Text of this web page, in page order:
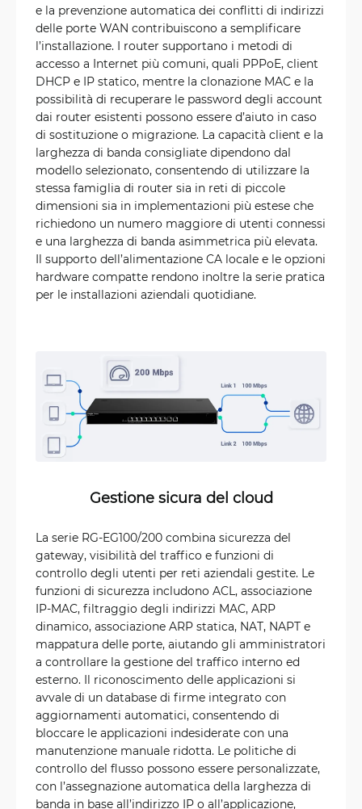
e la prevenzione automatica dei conflitti di indirizzi
delle porte WAN contribuiscono a semplificare
l’installazione. I router supportano i metodi di
accesso a Internet più comuni, quali PPPoE, client
DHCP e IP statico, mentre la clonazione MAC e la
possibilità di recuperare le password degli account
dai router esistenti possono essere d’aiuto in caso
di sostituzione o migrazione. La capacità client e la
larghezza di banda consigliate dipendono dal
modello selezionato, consentendo di utilizzare la
stessa famiglia di router sia in reti di piccole
dimensioni sia in implementazioni più estese che
richiedono un numero maggiore di utenti connessi
e una larghezza di banda asimmetrica più elevata.
Il supporto dell’alimentazione CA locale e le opzioni
hardware compatte rendono inoltre la serie pratica
per le installazioni aziendali quotidiane.
Gestione sicura del cloud
La serie RG-EG100/200 combina sicurezza del
gateway, visibilità del traffico e funzioni di
controllo degli utenti per reti aziendali gestite. Le
funzioni di sicurezza includono ACL, associazione
IP-MAC, filtraggio degli indirizzi MAC, ARP
dinamico, associazione ARP statica, NAT, NAPT e
mappatura delle porte, aiutando gli amministratori
a controllare la gestione del traffico interno ed
esterno. Il riconoscimento delle applicazioni si
avvale di un database di firme integrato con
aggiornamenti automatici, consentendo di
bloccare le applicazioni indesiderate con una
manutenzione manuale ridotta. Le politiche di
controllo del flusso possono essere personalizzate,
con l’assegnazione automatica della larghezza di
banda in base all’indirizzo IP o all’applicazione,